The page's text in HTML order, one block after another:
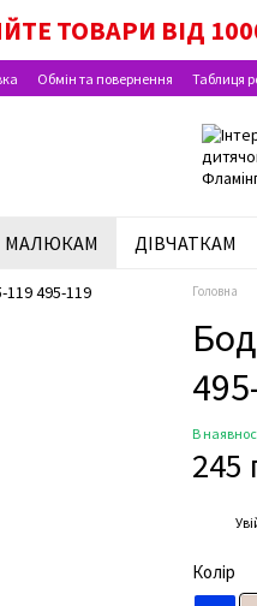
ТОВАРИ ВІД
МАЛЮКА,
Обмін та повернення Таблиця
МАЛЮКАМ ДІВЧАТКАМ
Головна
В
245
Колір